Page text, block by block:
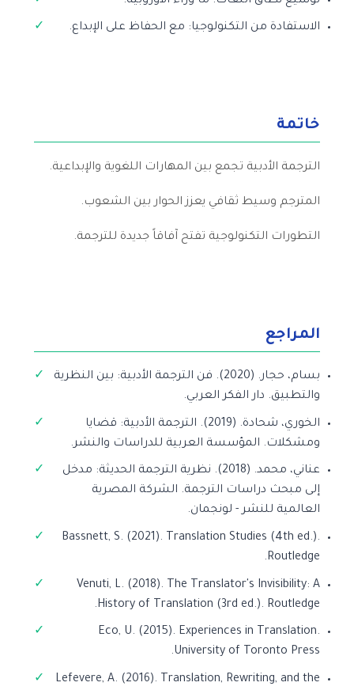
الاستفادة من التكنولوجيا: مع الحفاظ على الإبداع.
خاتمة
الترجمة الأدبية تجمع بين المهارات اللغوية والإبداعية.
المترجم وسيط ثقافي يعزز الحوار بين الشعوب.
التطورات التكنولوجية تفتح آفاقاً جديدة للترجمة.
المراجع
بسام، حجار. (2020). فن الترجمة الأدبية: بين النظرية
والتطبيق. دار الفكر العربي.
الخوري، شحادة. (2019). الترجمة الأدبية: قضايا
ومشكلات. المؤسسة العربية للدراسات والنشر.
عناني، محمد. (2018). نظرية الترجمة الحديثة: مدخل
إلى مبحث دراسات الترجمة. الشركة المصرية
العالمية للنشر - لونجمان.
Bassnett, S. (2021). Translation Studies (4th ed.).
Routledge.
Venuti, L. (2018). The Translator's Invisibility: A
History of Translation (3rd ed.). Routledge.
Eco, U. (2015). Experiences in Translation.
University of Toronto Press.
Lefevere, A. (2016). Translation, Rewriting, and the